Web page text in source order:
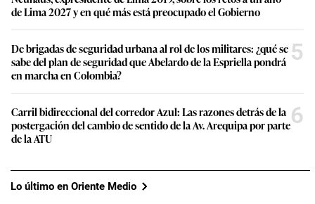
de Lima 2027 y en qué más está preocupado el Gobierno
De brigadas de seguridad urbana al rol de los militares: ¿qué se
sabe del plan de seguridad que Abelardo de la Espriella pondrá
en marcha en Colombia?
5
Carril bidireccional del corredor Azul: Las razones detrás de la
postergación del cambio de sentido de la Av. Arequipa por parte
de la ATU
6
Lo último en Oriente Medio